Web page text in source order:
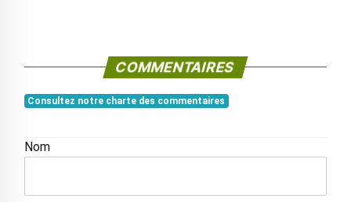
COMMENTAIRES
Consultez notre charte des commentaires
Nom